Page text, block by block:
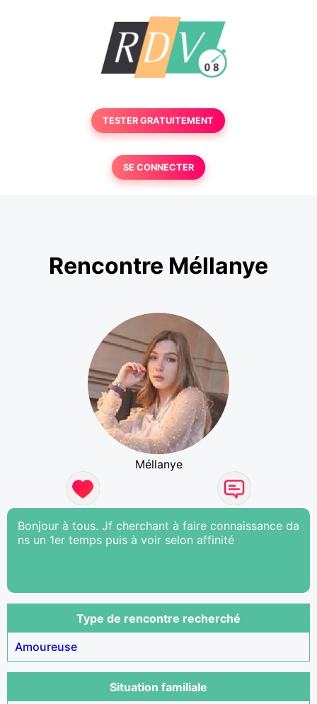
TESTER GRATUITEMENT
SE CONNECTER
Rencontre Méllanye
Méllanye
Bonjour à tous. Jf cherchant à faire connaissance da
ns un 1er temps puis à voir selon affinité
Type de rencontre recherché
Amoureuse
Situation familiale